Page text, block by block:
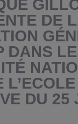
DE
DANS
L’ECOLE
DU 25